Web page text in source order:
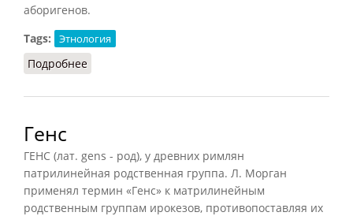
аборигенов.
Tags:
Этнология
Подробнее
Генс
ГЕНС (лат. gens - род), у древних римлян
патрилинейная родственная группа. Л. Морган
применял термин «Генс» к матрилинейным
родственным группам ирокезов, противопоставляя их